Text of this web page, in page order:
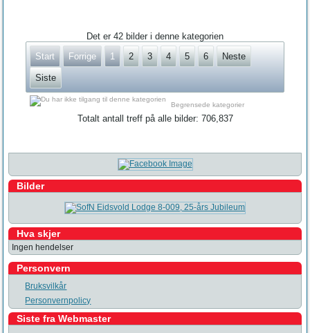
Det er 42 bilder i denne kategorien
Start
Forrige 1 2 3 4 5 6 Neste
Siste
Begrensede kategorier
Totalt antall treff på alle bilder: 706,837
Bilder
Hva skjer
Ingen hendelser
Personvern
Bruksvilkår
Personvernpolicy
Siste fra Webmaster